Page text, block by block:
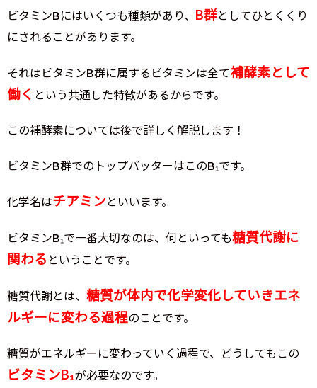
ビタミンBにはいくつも種類があり、 B群としてひとくくり
にされることがあります。
それはビタミンB群に属するビタミンは全て補酵素として
働く という共通した特徴があるからです。
この補酵素については後で詳しく解説します！
ビタミンB群でのトップバッターはこのB₁です。
化学名はチアミン といいます。
ビタミンB₁で一番大切なのは、何といっても糖質代謝に
関わる ということです。
糖質代謝とは、 糖質が体内で化学変化していきエネ
ルギーに変わる過程のことです。
糖質がエネルギーに変わっていく過程で、どうしてもこの
ビタミンB₁が必要なのです。